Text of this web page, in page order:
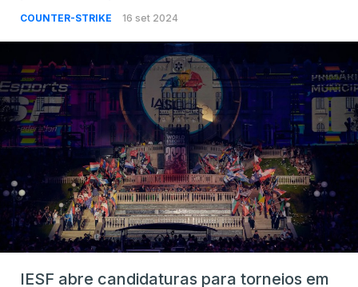
COUNTER-STRIKE 16 set 2024
IESF abre candidaturas para torneios em